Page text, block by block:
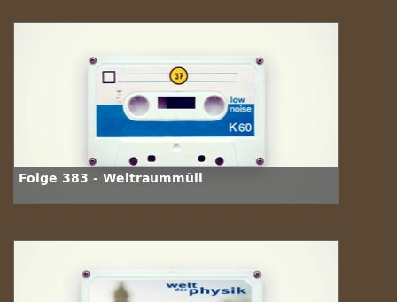
Folge 383 - Weltraummüll